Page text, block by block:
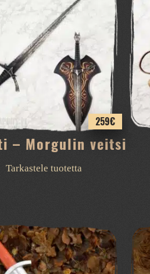
– Morgulin veitsi
259€
Tarkastele tuotetta